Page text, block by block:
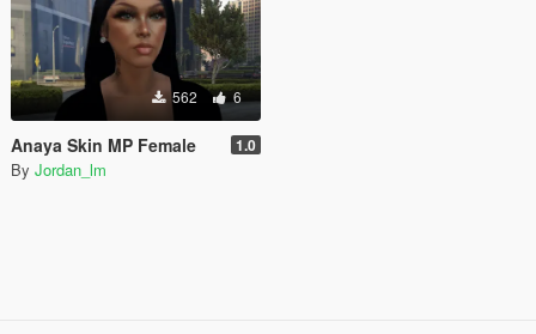
562 6
Anaya Skin MP Female 1.0
By Jordan_lm